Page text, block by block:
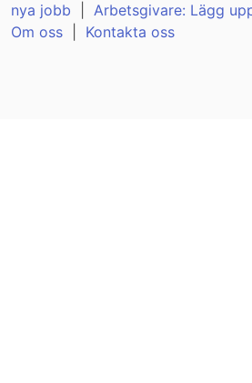
nya jobb
Arbetsgivare: Lägg
Om oss
Kontakta oss